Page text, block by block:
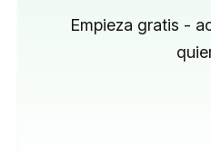
Empieza gratis -